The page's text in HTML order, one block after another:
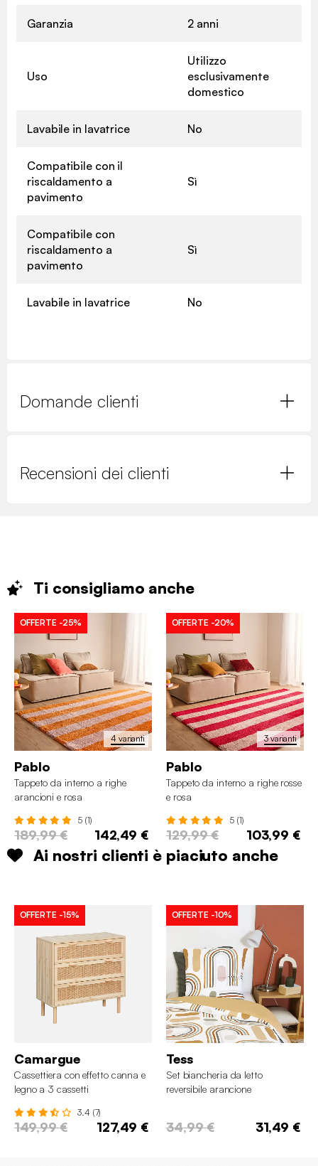
Garanzia 2 anni
Uso
Utilizzo
esclusivamente
domestico
Lavabile in lavatrice No
Compatibile con il
riscaldamento a
pavimento
Sì
Compatibile con
riscaldamento a
pavimento
Sì
Lavabile in lavatrice No
Domande clienti
Recensioni dei clienti
Ti consigliamo anche
4 varianti
OFFERTE -25%
Pablo
Tappeto da interno a righe
arancioni e rosa
5 (1)
189,99 € 142,49 €
3 varianti
OFFERTE -20%
Pablo
Tappeto da interno a righe rosse
e rosa
5 (1)
129,99 € 103,99 €
Ai nostri clienti è piaciuto anche
OFFERTE -15%
Camargue
Cassettiera con effetto canna e
legno a 3 cassetti
3.4 (7)
149,99 € 127,49 €
OFFERTE -10%
Tess
Set biancheria da letto
reversibile arancione
34,99 € 31,49 €